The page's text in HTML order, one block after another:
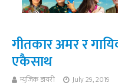
गीतकार अमर र
एकैसाथ
म्युजिक डायरी July 29, 2019